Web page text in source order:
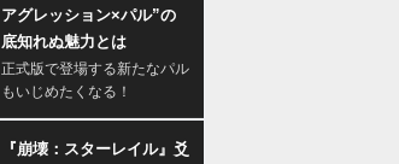
アグレッション×パル”の
底知れぬ魅力とは
正式版で登場する新たなパル
もいじめたくなる！
『崩壊：スターレイル』爻